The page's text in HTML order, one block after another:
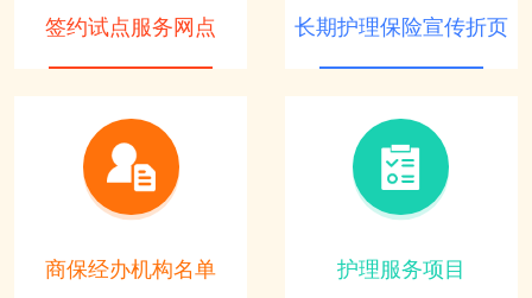
签约试点服务网点 长期护理保险宣传折页
商保经办机构名单 护理服务项目